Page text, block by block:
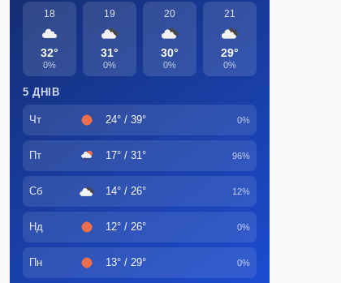
18
32°
0%
19
31°
0%
20
30°
0%
21
29°
0%
5 ДНІВ
Чт 24° / 39° 0%
Пт 17° / 31° 96%
Сб 14° / 26° 12%
Нд 12° / 26° 0%
Пн 13° / 29° 0%